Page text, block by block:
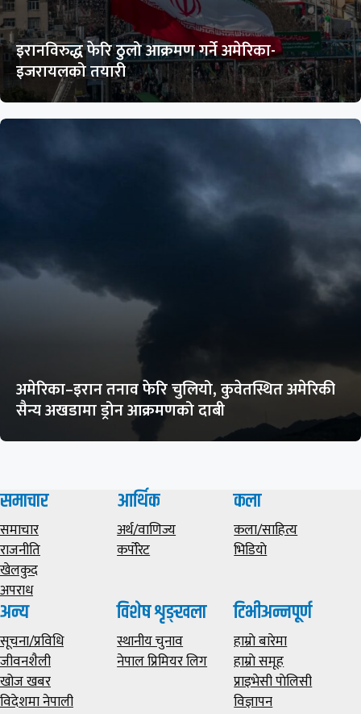
इरानविरुद्ध फेरि ठुलो आक्रमण गर्ने अमेरिका-
इजरायलको तयारी
अमेरिका–इरान तनाव फेरि चुलियो, कुवेतस्थित अमेरिकी
सैन्य अखडामा ड्रोन आक्रमणको दाबी
समाचार
समाचार
राजनीति
खेलकुद
अपराध
आर्थिक
अर्थ/वाणिज्य
कर्पोरेट
कला
कला/साहित्य
भिडियाे
अन्य
सूचना/प्रविधि
जीवनशैली
खोज खबर
विदेशमा नेपाली
विशेष शृङ्खला
स्थानीय चुनाव
नेपाल प्रिमियर लिग
टिभीअन्नपूर्ण
हाम्राे बारेमा
हाम्राे समूह
प्राइभेसी पाेलिसी
विज्ञापन